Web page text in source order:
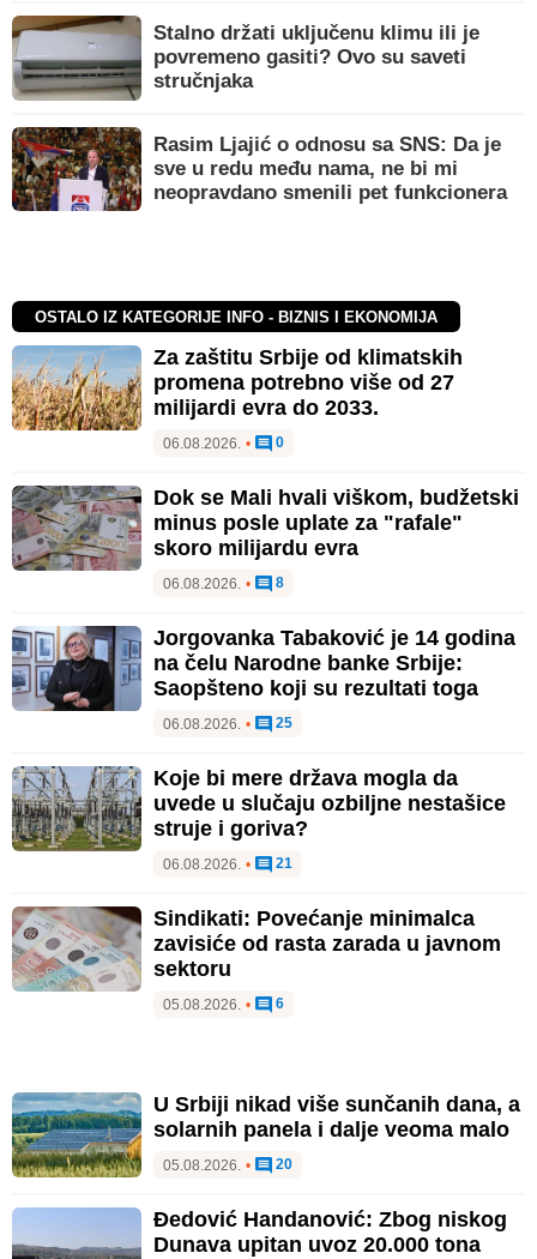
Stalno držati uključenu klimu ili je
povremeno gasiti? Ovo su saveti
stručnjaka
Rasim Ljajić o odnosu sa SNS: Da je
sve u redu među nama, ne bi mi
neopravdano smenili pet funkcionera
OSTALO IZ KATEGORIJE INFO - BIZNIS I EKONOMIJA
Za zaštitu Srbije od klimatskih
promena potrebno više od 27
milijardi evra do 2033.
06.08.2026. • 0
Dok se Mali hvali viškom, budžetski
minus posle uplate za "rafale"
skoro milijardu evra
06.08.2026. • 8
Jorgovanka Tabaković je 14 godina
na čelu Narodne banke Srbije:
Saopšteno koji su rezultati toga
06.08.2026. • 25
Koje bi mere država mogla da
uvede u slučaju ozbiljne nestašice
struje i goriva?
06.08.2026. • 21
Sindikati: Povećanje minimalca
zavisiće od rasta zarada u javnom
sektoru
05.08.2026. • 6
U Srbiji nikad više sunčanih dana, a
solarnih panela i dalje veoma malo
05.08.2026. • 20
Đedović Handanović: Zbog niskog
Dunava upitan uvoz 20.000 tona